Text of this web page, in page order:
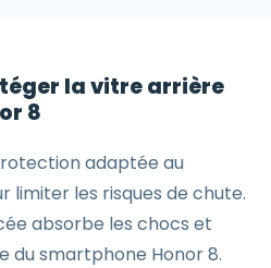
la vitre arrière
8
adaptée au
limiter les risques de chute.
absorbe les chocs et
du smartphone Honor 8.